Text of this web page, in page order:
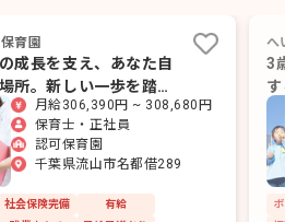
育園
成長を支え、あなた自
所。新しい一歩を踏み
？
月給306,390円 ~ 308,680円
保育士・正社員
認可保育園
千葉県流山市名都借289
社会保険完備
有給
へ
3